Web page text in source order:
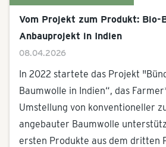
Vom Projekt zum Produkt: Bio-
Anbauprojekt in Indien
08.04.2026
In 2022 startete das Projekt
Baumwolle in Indien“, das
Umstellung von konventioneller
angebauter Baumwolle
ersten Produkte aus dem dritten